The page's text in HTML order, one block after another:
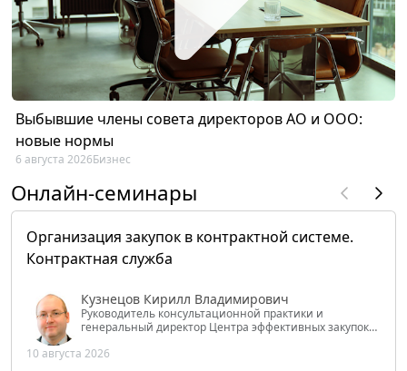
Выбывшие члены совета директоров АО и ООО:
новые нормы
6 августа 2026Бизнес
Онлайн-семинары
Организация закупок в контрактной системе.
Контрактная служба
Кузнецов Кирилл Владимирович
Руководитель консультационной практики и
генеральный директор Центра эффективных закупок
РФ
10 августа 2026